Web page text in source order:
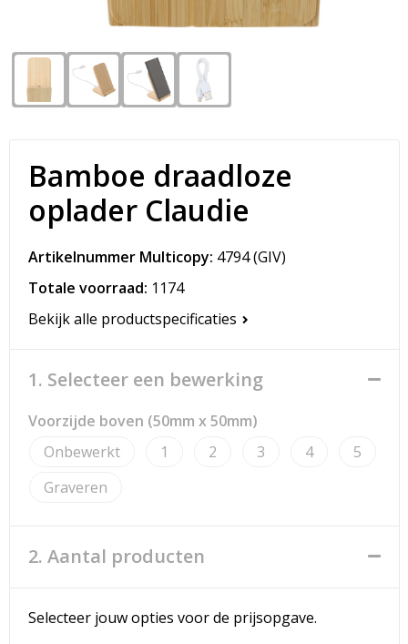
Spellen voor binnen en buiten
Sport
Vrije tijd en Strand
Matrozentassen
Opvouwbare tassen
Papieren tassen
Reistassen
Rugzakken
Schoudertassen
Strandtassen
Toilettassen
Reistassensets
Bamboe draadloze
oplader Claudie
Artikelnummer Multicopy: 4794(GIV)
Totale voorraad: 1174
Bekijk alle productspecificaties
1. Selecteer een bewerking
Voorzijde boven (50mm x 50mm)
Onbewerkt
1 2 3 4
5
Graveren
2. Aantal producten
Selecteer jouw opties voor de prijsopgave.